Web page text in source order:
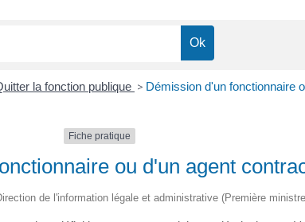
la fonction publique > Démission d'un fonctionnaire
Fiche pratique
ou d'un agent
de l'information légale et administrative (Première